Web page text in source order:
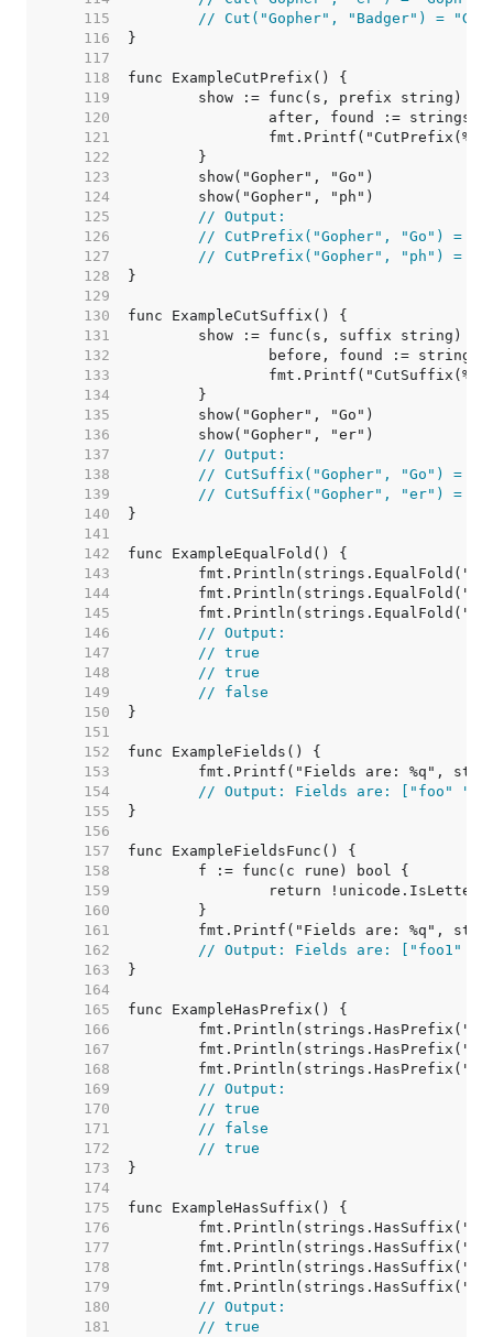
   115
// Cut("Gopher", "Badger") =
   116
   117
   118
   119
   120
   121
   122
   123
   124
   125
// Output:
   126
// CutPrefix("Gopher", "Go") =
   127
// CutPrefix("Gopher", "ph") =
   128
   129
   130
   131
   132
   133
   134
   135
   136
   137
// Output:
   138
// CutSuffix("Gopher", "Go") =
   139
// CutSuffix("Gopher", "er") =
   140
   141
   142
   143
   144
   145
   146
// Output:
   147
// true
   148
// true
   149
// false
   150
   151
   152
   153
   154
// Output: Fields are: ["foo"
   155
   156
   157
   158
   159
   160
   161
   162
// Output: Fields are: ["foo1"
   163
   164
   165
   166
   167
   168
   169
// Output:
   170
// true
   171
// false
   172
// true
   173
   174
   175
   176
   177
   178
   179
   180
// Output:
   181
// true